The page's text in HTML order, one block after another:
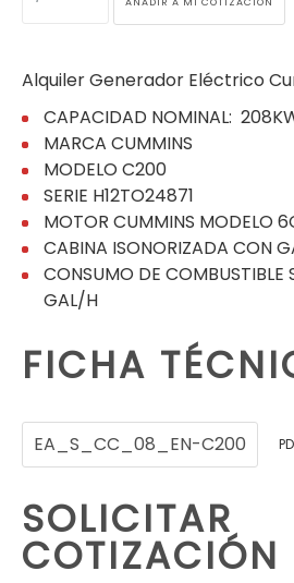
Alquiler Generador Eléctrico
CAPACIDAD NOMINAL:
MARCA CUMMINS
MODELO C200
SERIE H12TO24871
MOTOR CUMMINS MODELO
CABINA ISONORIZADA CON
CONSUMO DE COMBUSTIBLE
GAL/H
FICHA
EA_S_CC_08_EN-C200
SOLICITAR
COTIZACIÓN